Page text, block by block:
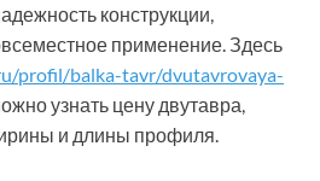
конструкции,
применение. Здесь
profil/balka-tavr/dvutavrovaya-
узнать цену двутавра,
и длины профиля.